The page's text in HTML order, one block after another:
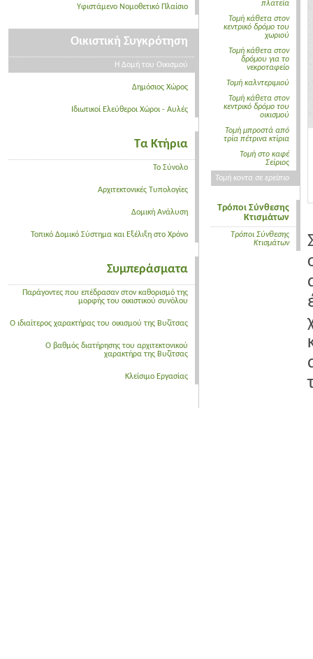
Υφιστάμενο Νομοθετικό Πλαίσιο
Οικιστική Συγκρότηση
Η Δομή του Οικισμού
Δημόσιος Χώρος
Ιδιωτικοί Ελεύθεροι Χώροι - Αυλές
Τα Κτήρια
Το Σύνολο
Αρχιτεκτονικές Τυπολογίες
Δομική Ανάλυση
Τοπικό Δομικό Σύστημα και Εξέλιξη στο Χρόνο
Συμπεράσματα
Παράγοντες που επέδρασαν στον καθορισμό της
μορφής του οικιστικού συνόλου
Ο ιδιαίτερος χαρακτήρας του οικισμού της Βυζίτσας
Ο βαθμός διατήρησης του αρχιτεκτονικού
χαρακτήρα της Βυζίτσας
Κλείσιμο Εργασίας
πλατεία
Τομή κάθετα στον
κεντρικό δρόμο του
χωριού
Τομή κάθετα στον
δρόμου για το
νεκροταφείο
Τομή καλντεριμιού
Τομή κάθετα στον
κεντρικό δρόμο του
οικισμού
Τομή μπροστά από
τρία πέτρινα κτίρια
Τομή στο καφέ
Σείριος
Τομή κοντα σε ερείπιο
Τρόποι Σύνθεσης
Κτισμάτων
Τρόποι Σύνθεσης
Κτισμάτων